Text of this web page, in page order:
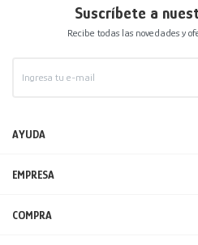
Suscríbete a
Recibe todas las novedades y
AYUDA
EMPRESA
COMPRA